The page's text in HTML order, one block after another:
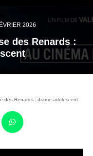
2026
des Renards :
des Renards : drame adolescent